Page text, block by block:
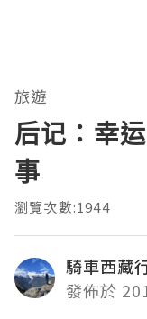
旅遊
后记：幸
事
瀏覽次數:1944
騎車西藏
發佈於